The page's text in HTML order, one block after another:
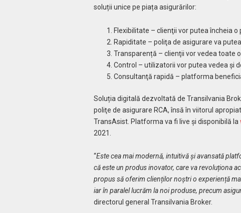
soluții unice pe piața asigurărilor:
Flexibilitate – clienţii vor putea încheia o
Rapiditate – poliţa de asigurare va
Transparență – clienţii vor vedea toate
Control – utilizatorii vor putea vedea și
Consultanţă rapidă – platforma
Soluția digitală dezvoltată de Transilvania
poliţe de asigurare RCA, însă în viitorul
TransAsist. Platforma va fi live și disponibilă la
2021.
“Este cea mai modernă, intuitivă și avansată
că este un produs inovator, care va revoluționa
propus să oferim clienților noștri o experiență
iar în paralel lucrăm la noi produse, precum
directorul general Transilvania Broker.